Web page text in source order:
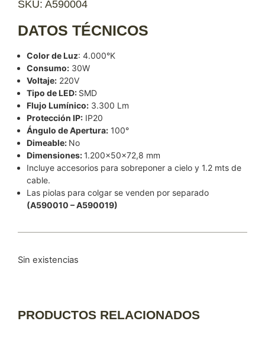
SKU: A590004
DATOS TÉCNICOS
Color de Luz: 4.000°K
Consumo: 30W
Voltaje: 220V
Tipo de LED: SMD
Flujo Lumínico: 3.300 Lm
Protección IP: IP20
Ángulo de Apertura: 100°
Dimeable: No
Dimensiones: 1.200x50x72,8 mm
Incluye accesorios para sobreponer a cielo y 1.2 mts de
cable.
Las piolas para colgar se venden por separado
(A590010 – A590019)
Sin existencias
PRODUCTOS RELACIONADOS